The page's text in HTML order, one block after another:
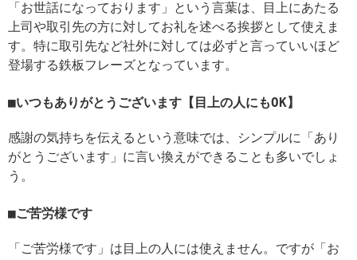
「お世話になっております」という言葉は、目上にあたる
上司や取引先の方に対してお礼を述べる挨拶として使えま
す。特に取引先など社外に対しては必ずと言っていいほど
登場する鉄板フレーズとなっています。
いつもありがとうございます【目上の人にもOK】
感謝の気持ちを伝えるという意味では、シンプルに「あり
がとうございます」に言い換えができることも多いでしょ
う。
ご苦労様です
「ご苦労様です」は目上の人には使えません。ですが「お